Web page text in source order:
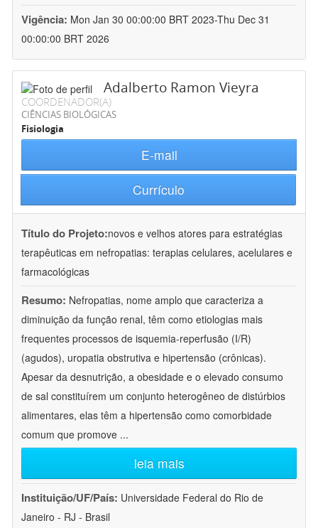
Vigência: Mon Jan 30 00:00:00 BRT 2023-Thu Dec 31
00:00:00 BRT 2026
Adalberto Ramon Vieyra
COORDENADOR(A)
CIÊNCIAS BIOLÓGICAS
Fisiologia
E-mail
Currículo
Título do Projeto:novos e velhos atores para estratégias
terapêuticas em nefropatias: terapias celulares, acelulares e
farmacológicas
Resumo: Nefropatias, nome amplo que caracteriza a
diminuição da função renal, têm como etiologias mais
frequentes processos de isquemia-reperfusão (I/R)
(agudos), uropatia obstrutiva e hipertensão (crônicas).
Apesar da desnutrição, a obesidade e o elevado consumo
de sal constituírem um conjunto heterogêneo de distúrbios
alimentares, elas têm a hipertensão como comorbidade
comum que promove ...
leia mais
Instituição/UF/País: Universidade Federal do Rio de
Janeiro - RJ - Brasil